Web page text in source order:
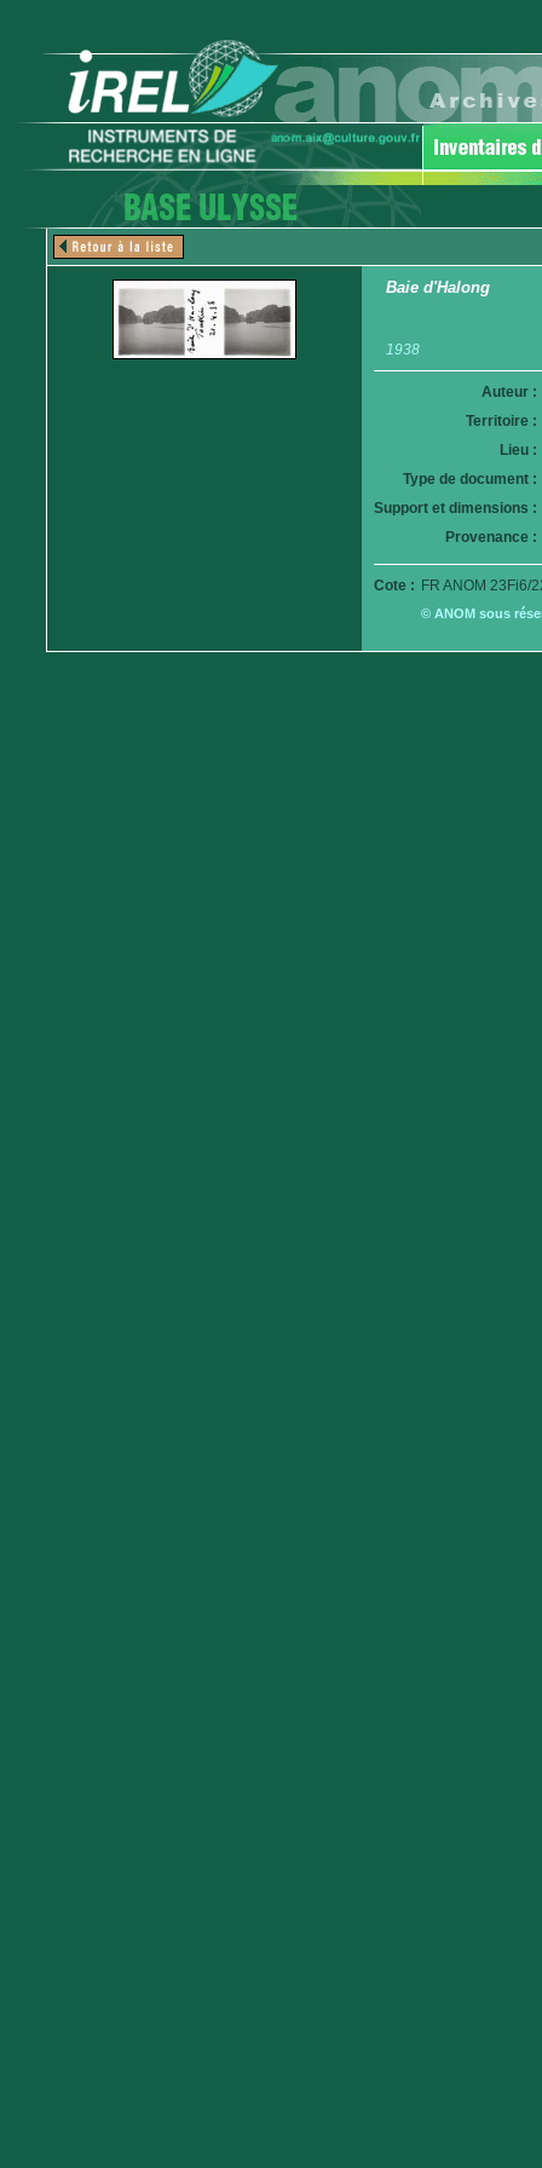
Baie d'Halong
1938
Auteur :
Territoire :
Lieu :
Type de document :
Support et dimensions :
Provenance :
Cote : FR ANOM 23Fi6/
© ANOM sous